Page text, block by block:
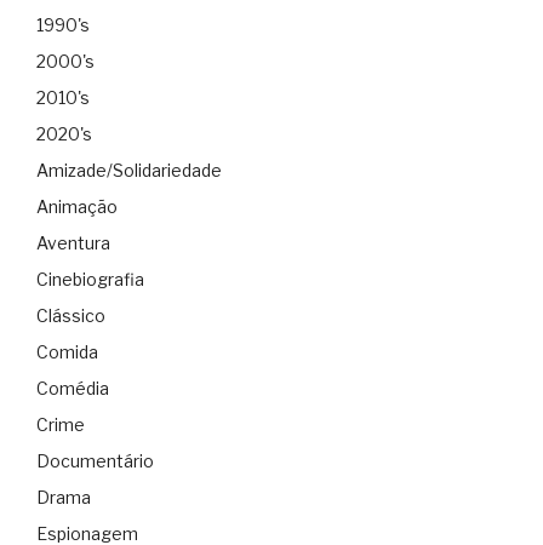
1990's
2000's
2010's
2020's
Amizade/Solidariedade
Animação
Aventura
Cinebiografia
Clássico
Comida
Comédia
Crime
Documentário
Drama
Espionagem